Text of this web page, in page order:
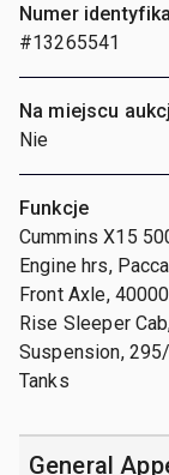
Numer
#13265541
Na miejscu
Nie
Funkcje
Cummins X15
Engine hrs,
Front Axle,
Rise Sleeper
Suspension,
Tanks
General